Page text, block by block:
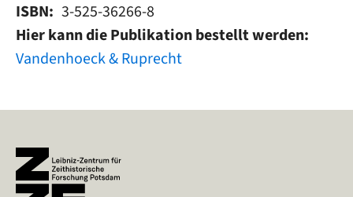
ISBN
3-525-36266-8
Hier kann die Publikation bestellt werden
Vandenhoeck & Ruprecht